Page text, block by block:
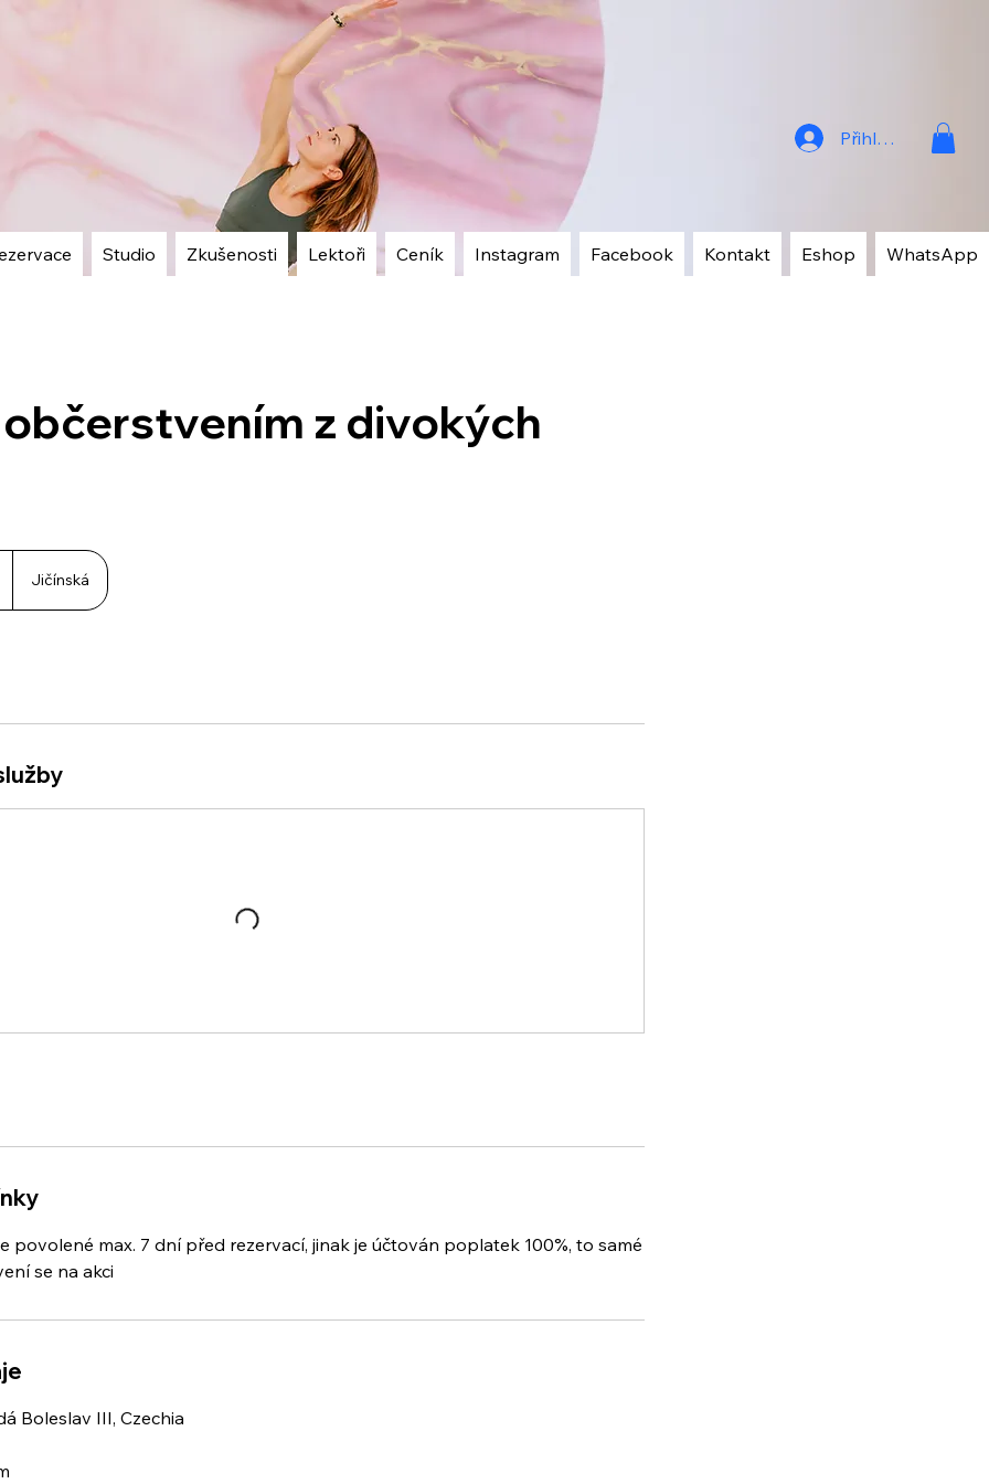
Studio Zkušenosti Lektoři Ceník Instagram Facebook Kontakt Eshop WhatsApp
Přihlásit
z divokých
Jičínská
povolené max. 7 dní před rezervací, jinak je účtován poplatek 100%, to samé
se na akci
Boleslav III, Czechia